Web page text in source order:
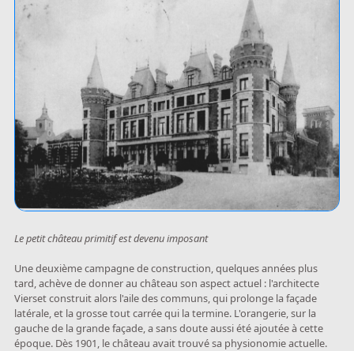
Le petit château primitif est devenu imposant
Une deuxième campagne de construction, quelques années plus
tard, achève de donner au château son aspect actuel : l'architecte
Vierset construit alors l'aile des communs, qui prolonge la façade
latérale, et la grosse tout carrée qui la termine. L'orangerie, sur la
gauche de la grande façade, a sans doute aussi été ajoutée à cette
époque. Dès 1901, le château avait trouvé sa physionomie actuelle.